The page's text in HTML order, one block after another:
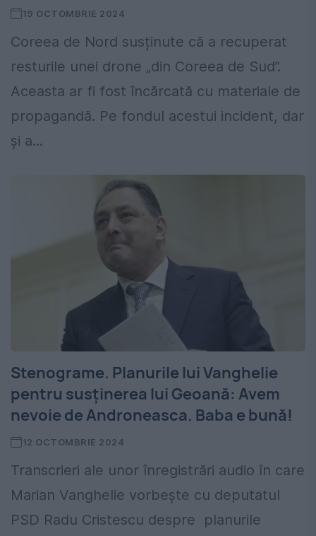
19 OCTOMBRIE 2024
Coreea de Nord susținute că a recuperat
resturile unei drone „din Coreea de Sud”.
Aceasta ar fi fost încărcată cu materiale de
propagandă. Pe fondul acestui incident, dar
și a...
Stenograme. Planurile lui Vanghelie
pentru susținerea lui Geoană: Avem
nevoie de Androneasca. Baba e bună!
12 OCTOMBRIE 2024
Transcrieri ale unor înregistrări audio în care
Marian Vanghelie vorbește cu deputatul
PSD Radu Cristescu despre planurile